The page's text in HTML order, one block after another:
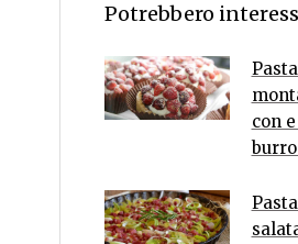
Potrebbero
con